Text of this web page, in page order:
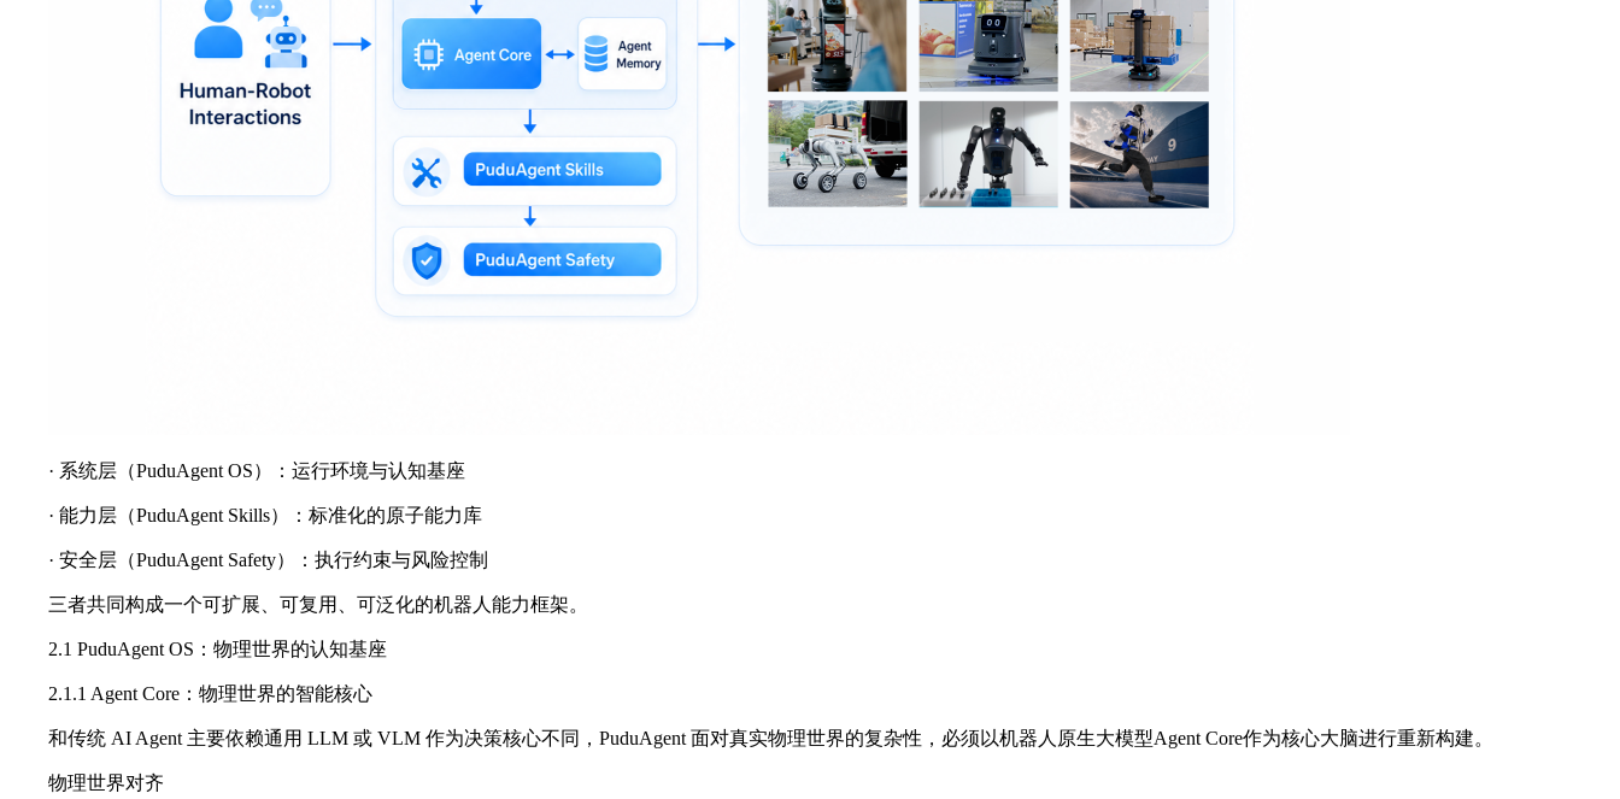
· 系统层（PuduAgent OS）：运行环境与认知基座
· 能力层（PuduAgent Skills）：标准化的原子能力库
· 安全层（PuduAgent Safety）：执行约束与风险控制
三者共同构成一个可扩展、可复用、可泛化的机器人能力框架。
2.1 PuduAgent OS：物理世界的认知基座
2.1.1 Agent Core：物理世界的智能核心
和传统 AI Agent 主要依赖通用 LLM 或 VLM 作为决策核心不同，PuduAgent 面对真实物理世界的复杂性，必须以机器人原生大模型Agent Core作为核心大脑进行重新构建。
物理世界对齐